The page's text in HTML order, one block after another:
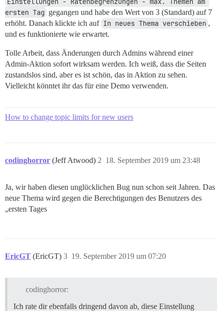
ersten Tag gegangen und habe den Wert von 3 (Standard) auf 7
erhöht. Danach klickte ich auf In neues Thema verschieben ,
und es funktionierte wie erwartet.
Tolle Arbeit, dass Änderungen durch Admins während einer
Admin-Aktion sofort wirksam werden. Ich weiß, dass die Seiten
zustandslos sind, aber es ist schön, das in Aktion zu sehen.
Vielleicht könntet ihr das für eine Demo verwenden.
How to change topic limits for new users
codinghorror (Jeff Atwood) 18. September 2019 um 23:48
2
Ja, wir haben diesen unglücklichen Bug nun schon seit Jahren. Das
neue Thema wird gegen die Berechtigungen des Benutzers des
„ersten Tages
EricGT (EricGT) 19. September 2019 um 07:20
3
codinghorror:
Ich rate dir ebenfalls dringend davon ab, diese Einstellung